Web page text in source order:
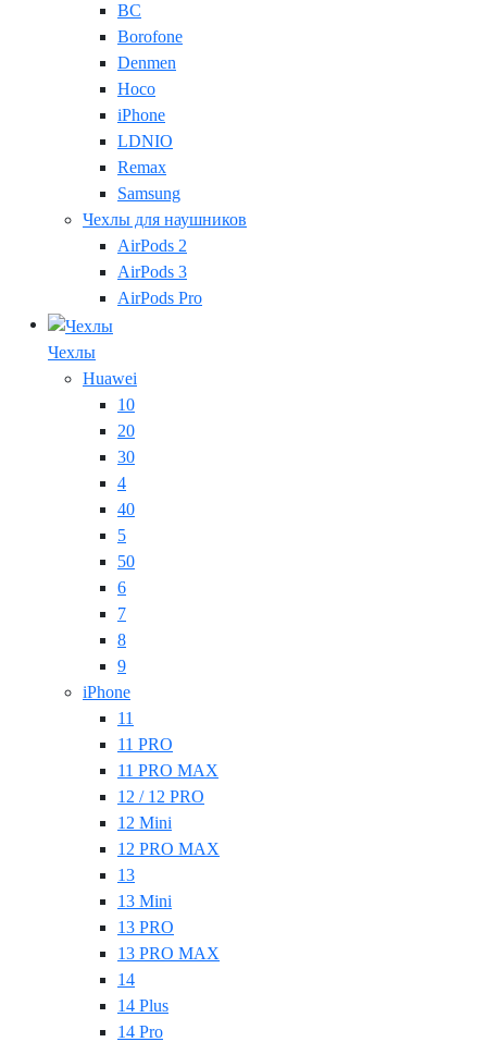
BC
Borofone
Denmen
Hoco
iPhone
LDNIO
Remax
Samsung
Чехлы для наушников
AirPods 2
AirPods 3
AirPods Pro
Чехлы
Huawei
10
20
30
4
40
5
50
6
7
8
9
iPhone
11
11 PRO
11 PRO MAX
12 / 12 PRO
12 Mini
12 PRO MAX
13
13 Mini
13 PRO
13 PRO MAX
14
14 Plus
14 Pro